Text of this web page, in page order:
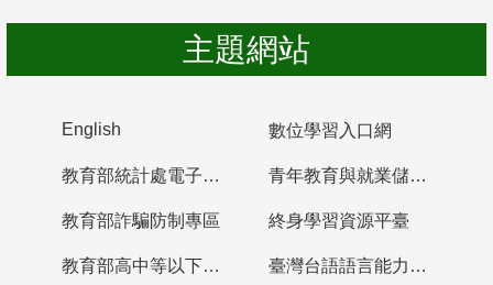
主題網站
English 數位學習入口網
教育部統計處電子書櫃 青年教育與就業儲蓄帳戶
教育部詐騙防制專區 終身學習資源平臺
教育部高中等以下學校及幼兒園教師資格檢定考試 臺灣台語語言能力認證網站